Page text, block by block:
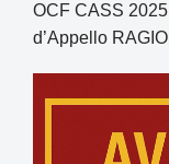
OCF CASS
d’Appello